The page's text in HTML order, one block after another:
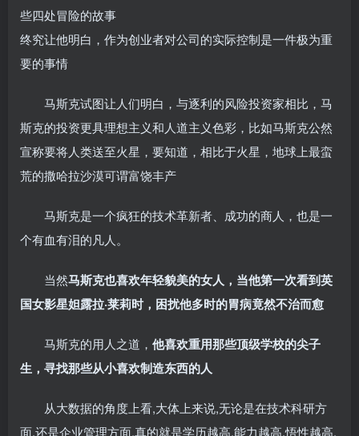
些四处冒险的故事
终究让他明白，作为创业者对公司的实际控制是一件极为重
要的事情
马斯克试图让人们明白，与逐利的风险投资家相比，马
斯克的投资更具理想主义和人道主义色彩，比如马斯克公然
宣称要将人类送至火星，要知道，相比于火星，地球上最蛮
荒的撒哈拉沙漠可谓富饶丰产
马斯克是一个疯狂的技术革新者、成功的商人，也是一
个有血有泪的凡人。
当然马斯克也喜欢年轻貌美的女人，当他第一次看到英
国女影星妲露拉·莱莉时，困扰他多时的胃病竟然不治而愈
马斯克的用人之道， 他喜欢重用那些顶级学校的尖子
生，寻找那些从小喜欢制造东西的人
从大数据的角度上看,大体上来说,无论是在技术科研方
面,还是企业管理方面,真的就是学历越高,能力越高,悟性越高,